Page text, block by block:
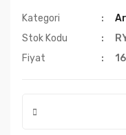
Kategori
Stok Kodu
Fiyat